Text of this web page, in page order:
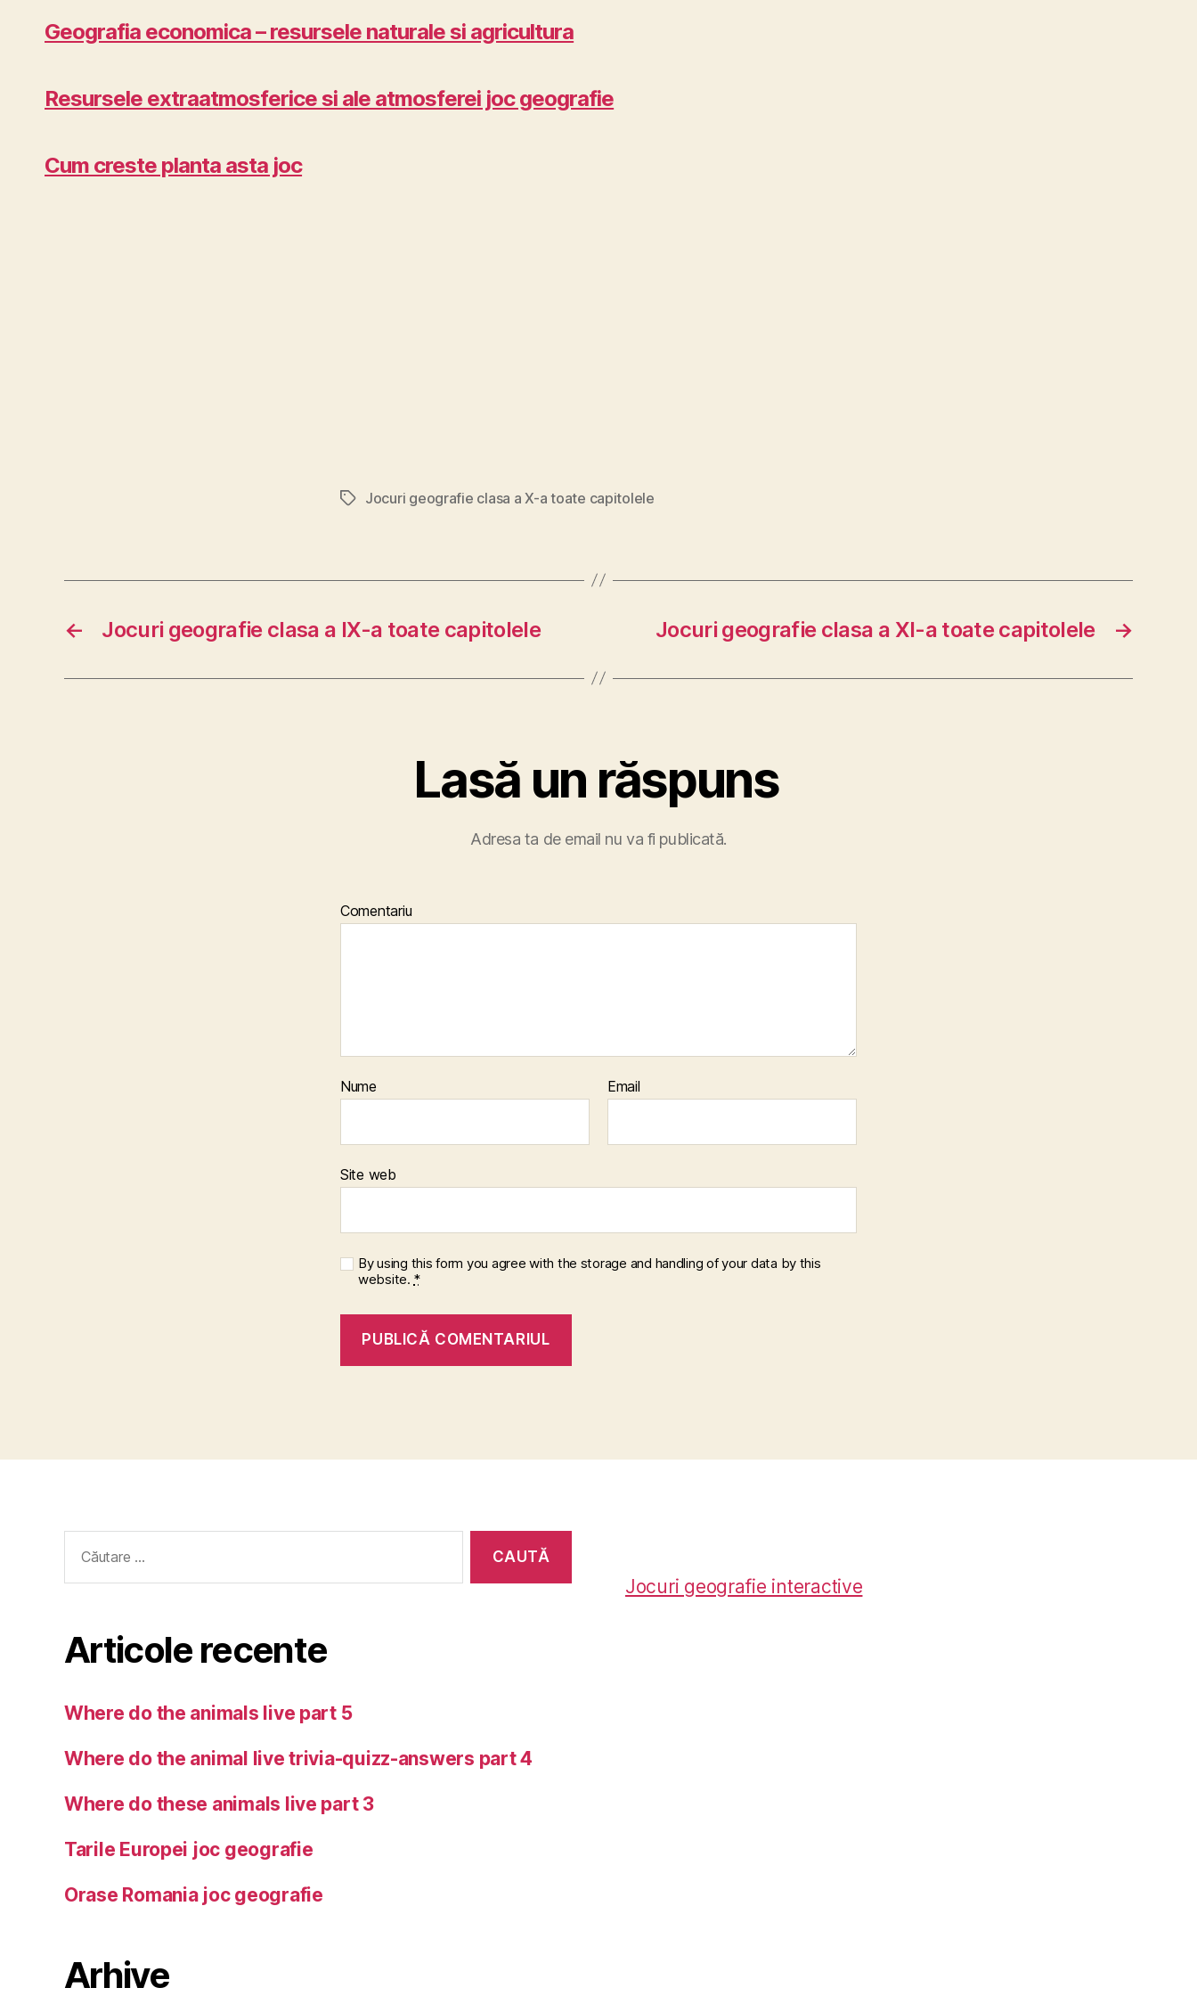
Geografia economica – resursele naturale si agricultura
Resursele extraatmosferice si ale atmosferei joc geografie
Cum creste planta asta joc
EticheteJocuri geografie clasa a X-a toate capitolele
← Jocuri geografie clasa a IX-a toate capitolele →
Jocuri geografie clasa a XI-a toate capitolele
Lasă un răspuns
Adresa ta de email nu va fi publicată.
Comentariu
Nume Email
Site web
By using this form you agree with the storage and handling of your data by this
website. *
după:
Articole recente
Where do the animals live part 5
Where do the animal live trivia-quizz-answers part 4
Where do these animals live part 3
Tarile Europei joc geografie
Orase Romania joc geografie
Arhive
Jocuri geografie interactive